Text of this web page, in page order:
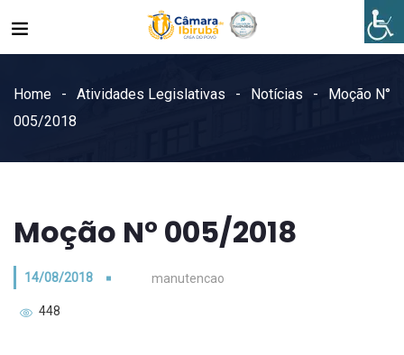
Home Atividades Legislativas Notícias
Moção N°
005/2018
Moção N° 005/2018
14/08/2018 manutencao
448